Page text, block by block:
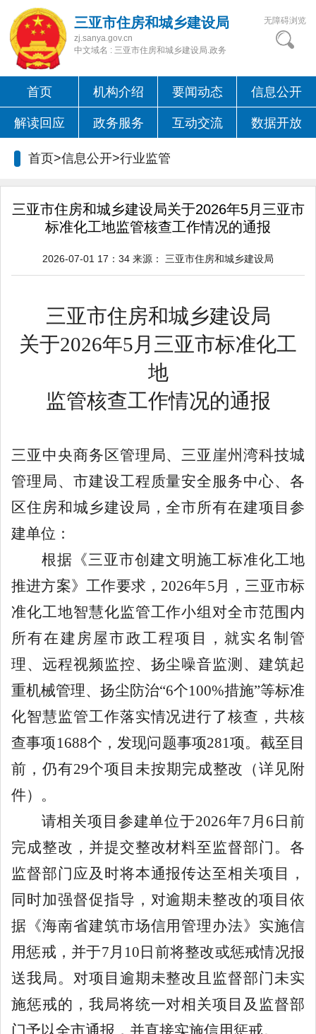
三亚市住房和城乡建设局
zj.sanya.gov.cn
中文域名 : 三亚市住房和城乡建设局.政务
无障碍浏览
首页 机构介绍 要闻动态 信息公开
解读回应 政务服务 互动交流 数据开放
首页>信息公开>行业监管
三亚市住房和城乡建设局关于2026年5月三亚市
标准化工地监管核查工作情况的通报
2026-07-01 17：34 来源： 三亚市住房和城乡建设局
三亚市住房和城乡建设局
关于2026年5月三亚市标准化工
地
监管核查工作情况的通报
三亚中央商务区管理局、三亚崖州湾科技城
管理局、市建设工程质量安全服务中心、各
区住房和城乡建设局，全市所有在建项目参
建单位：
根据《三亚市创建文明施工标准化工地
推进方案》工作要求， 2026年5 月，三亚市标
准化工地智慧化监管工作小组对全市范围内
所有在建房屋市政工程项目，就实名制管
理、远程视频监控、扬尘噪音监测、建筑起
重机械管理、扬尘防治“6个100%措施”等标准
化智慧监管工作落实情况进行了核查，共核
查事项1688个，发现问题事项281项。截至目
前，仍有29个项目未按期完成整改（详见附
件）。
请相关项目参建单位于2026年7 月 6 日前
完成整改，并提交整改材料至监督部门。各
监督部门应及时将本通报传达至相关项目，
同时加强督促指导，对逾期未整改的项目依
据《海南省建筑市场信用管理办法》实施信
用惩戒，并于7 月 10 日前将整改或惩戒情况报
送我局。对项目逾期未整改且监督部门未实
施惩戒的，我局将统一对相关项目及监督部
门予以全市通报，并直接实施信用惩戒。